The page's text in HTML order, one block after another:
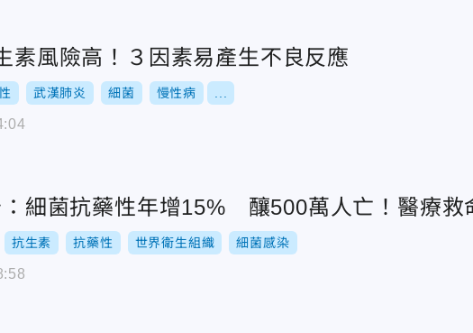
素風險高！３因素易產生不良反應
武漢肺炎 細菌 慢性病
細菌抗藥性年增15% 釀500萬人亡！醫療救
抗生素 抗藥性 世界衛生組織 細菌感染